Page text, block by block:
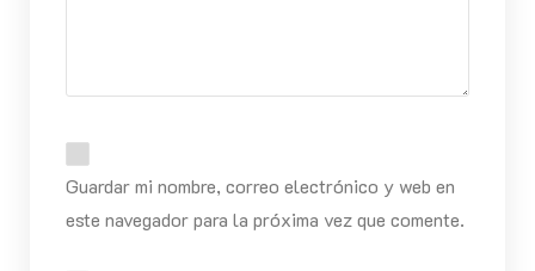
Guardar mi nombre, correo electrónico y web en
este navegador para la próxima vez que comente.